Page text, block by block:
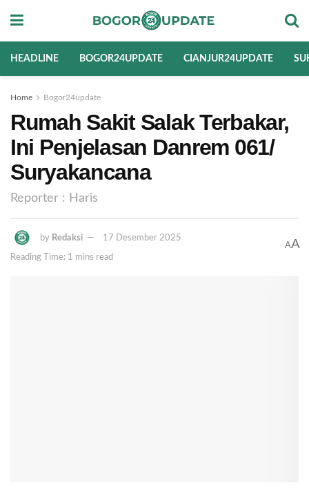
HEADLINE BOGOR24UPDATE CIANJUR24UPDATE
Home Bogor24update
Rumah Sakit Salak Terbakar,
Ini Penjelasan Danrem 061/
Suryakancana
Reporter : Haris
by Redaksi 17 Desember 2025
Reading Time: 1 mins read
AA